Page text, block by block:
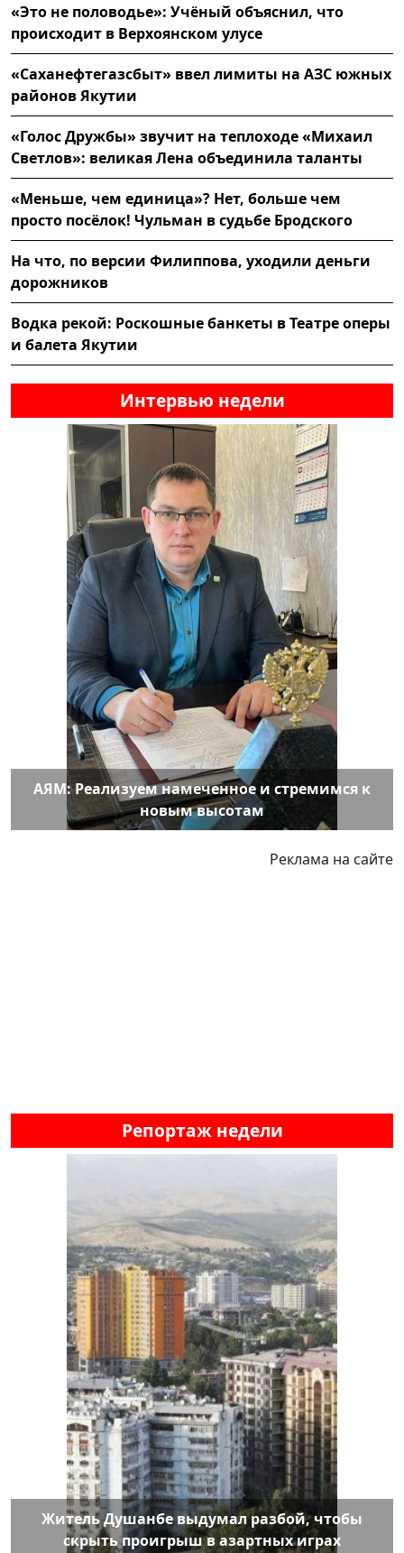
«Это не половодье»: Учёный объяснил, что
происходит в Верхоянском улусе
«Саханефтегазсбыт» ввел лимиты на АЗС южных
районов Якутии
«Голос Дружбы» звучит на теплоходе «Михаил
Светлов»: великая Лена объединила таланты
«Меньше, чем единица»? Нет, больше чем
просто посёлок! Чульман в судьбе Бродского
На что, по версии Филиппова, уходили деньги
дорожников
Водка рекой: Роскошные банкеты в Театре оперы
и балета Якутии
Интервью недели
АЯМ: Реализуем намеченное и стремимся к
новым высотам
Реклама на сайте
Репортаж недели
Житель Душанбе выдумал разбой, чтобы
скрыть проигрыш в азартных играх